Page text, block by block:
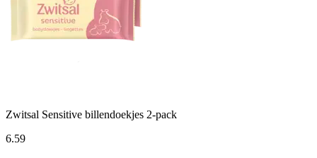
Zwitsal Sensitive billendoekjes 2-pack
6.59